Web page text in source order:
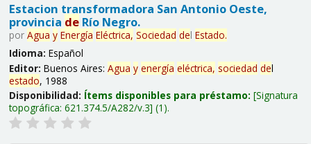
Estacion transformadora San Antonio Oeste,
provincia deRío Negro.
por Agua y Energía Eléctrica, Sociedad del Estado.
Idioma: Español
Editor: Buenos Aires: Agua y energía eléctrica, sociedad del
estado, 1988
Disponibilidad: Ítems disponibles para préstamo: Signatura
topográfica: 621.374.5/A282/v.3 (1).